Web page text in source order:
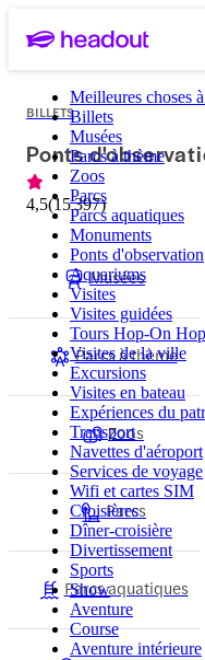
Meilleures choses
Billets
Musées
Parcs à thème
Zoos
Parcs
Parcs aquatiques
Monuments
Ponts d'observation
Aquariums
Visites
Visites guidées
Tours Hop-On
Visites de la ville
Excursions
Visites en bateau
Expériences du
Transport
Navettes d'aéroport
Services de voyage
Wifi et cartes SIM
Croisières
Dîner-croisière
Divertissement
Sports
Show
Aventure
Course
Aventure intérieure
BILLETS
Ponts
4,5(15 397)
Musées
Parcs à thème
Zoos
Parcs
Parcs aquatiques